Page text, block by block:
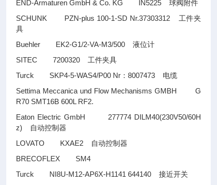
END-Armaturen GmbH & Co. KG IN5225球阀附件
SCHUNK PZN-plus 100-1-SD Nr.37303312
工件夹
具
Buehler EK2-G1/2-VA-M3/500液位计
SITEC 7200320 工件夹具
Turck SKP4-5-WAS4/P00 Nr ：8007473 电缆
Settima Meccanica und Flow Mechanisms GMBH G
R70 SMT16B 600L RF2.
Eaton Electric GmbH 277774 DILM40(230V50/60H
z)
自动控制器
LOVATO KXAE2 自动控制器
BRECOFLEX SM4
Turck NI8U-M12-AP6X-H1141 644140接近开关